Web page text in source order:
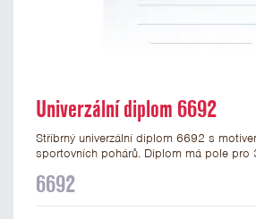
Univerzální diplom 6692
Stříbrný univerzální diplom 6692 s
sportovních pohárů. Diplom má pole pro
formátu A4 a A5. Tento univerzální
6692